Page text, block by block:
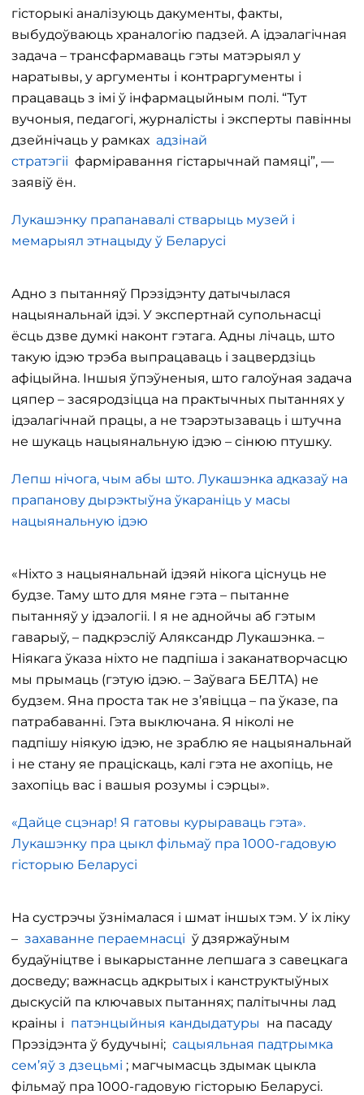
гісторыкі аналізуюць дакументы, факты,
выбудоўваюць храналогію падзей. А ідэалагічная
задача – трансфармаваць гэты матэрыял у
наратывы, у аргументы і контраргументы і
працаваць з імі ў інфармацыйным полі. “Тут
вучоныя, педагогі, журналісты і эксперты павінны
дзейнічаць у рамках адзінай
стратэгіі фарміравання гістарычнай памяці”, —
заявіў ён.
Лукашэнку прапанавалі стварыць музей і
мемарыял этнацыду ў Беларусі
Адно з пытанняў Прэзідэнту датычылася
нацыянальнай ідэі. У экспертнай супольнасці
ёсць дзве думкі наконт гэтага. Адны лічаць, што
такую ​​ідэю трэба выпрацаваць і зацвердзіць
афіцыйна. Іншыя ўпэўненыя, што галоўная задача
цяпер – засяродзіцца на практычных пытаннях у
ідэалагічнай працы, а не тэарэтызаваць і штучна
не шукаць нацыянальную ідэю – сінюю птушку.
Лепш нічога, чым абы што. Лукашэнка адказаў на
прапанову дырэктыўна ўкараніць у масы
нацыянальную ідэю
«Ніхто з нацыянальнай ідэяй нікога ціснуць не
будзе. Таму што для мяне гэта – пытанне
пытанняў у ідэалогіі. І я не аднойчы аб гэтым
гаварыў, – падкрэсліў Аляксандр Лукашэнка. –
Ніякага ўказа ніхто не падпіша і заканатворчасцю
мы прымаць (гэтую ідэю. – Заўвага БЕЛТА) не
будзем. Яна проста так не з’явіцца – па ўказе, па
патрабаванні. Гэта выключана. Я ніколі не
падпішу ніякую ідэю, не зраблю яе нацыянальнай
і не стану яе праціскаць, калі гэта не ахопіць, не
захопіць вас і вашыя розумы і сэрцы».
«Дайце сцэнар! Я гатовы курыраваць гэта».
Лукашэнку пра цыкл фільмаў пра 1000-гадовую
гісторыю Беларусі
На сустрэчы ўзнімалася і шмат іншых тэм. У іх ліку
– захаванне пераемнасці ў дзяржаўным
будаўніцтве і выкарыстанне лепшага з савецкага
досведу; важнасць адкрытых і канструктыўных
дыскусій па ключавых пытаннях; палітычны лад
краіны і патэнцыйныя кандыдатуры на пасаду
Прэзідэнта ў будучыні; сацыяльная падтрымка
сем’яў з дзецьмі ; магчымасць здымак цыкла
фільмаў пра 1000-гадовую гісторыю Беларусі.